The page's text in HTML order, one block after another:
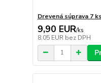
Drevená súprava 7 ks
9,90 EUR/ks
8,05 EUR bez DPH